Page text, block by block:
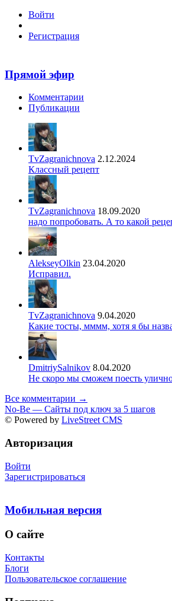
Войти
Регистрация
Прямой эфир
Комментарии
Публикации
TvZagranichnova 2.12.2024
Классный рецепт
TvZagranichnova 18.09.2020
надо попробовать. А то какой
AlekseyOlkin 23.04.2020
Исправил.
TvZagranichnova 9.04.2020
Какие тосты, мммм, хотя я бы
DmitriySalnikov 8.04.2020
Не скоро мы сможем поесть
Все комментарии →
No-Be — Сайты под ключ за 5 шагов
© Powered by LiveStreet CMS
Авторизация
Войти
Зарегистрироваться
Мобильная версия
О сайте
Контакты
Блоги
Пользовательское соглашение